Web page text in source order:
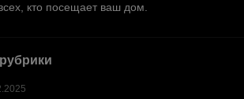
кто посещает ваш дом.